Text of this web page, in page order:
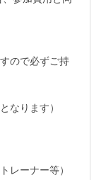
ので必ずご持
なります）
レーナー等）